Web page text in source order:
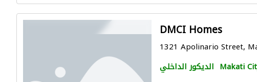
DMCI Homes
1321 Apolinario Street,
الديكور الداخلي Makati